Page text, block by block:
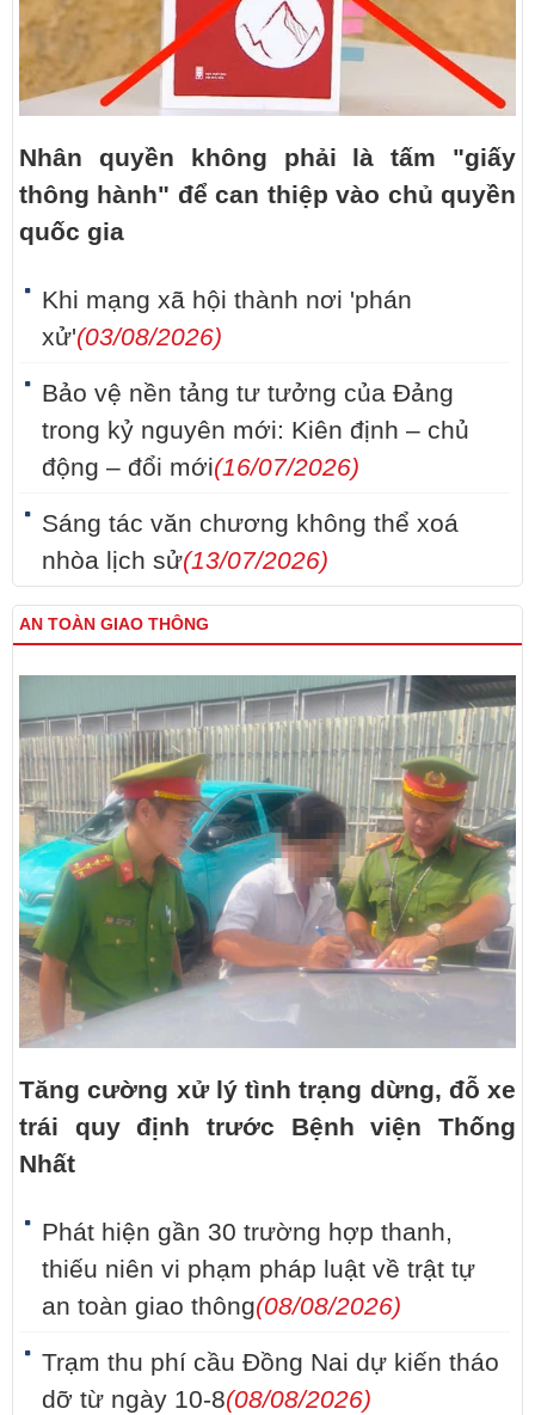
Nhân quyền không phải là tấm "giấy
thông hành" để can thiệp vào chủ quyền
quốc gia
Khi mạng xã hội thành nơi 'phán
xử'(03/08/2026)
Bảo vệ nền tảng tư tưởng của Đảng
trong kỷ nguyên mới: Kiên định – chủ
động – đổi mới(16/07/2026)
Sáng tác văn chương không thể xoá
nhòa lịch sử(13/07/2026)
AN TOÀN GIAO THÔNG
Tăng cường xử lý tình trạng dừng, đỗ xe
trái quy định trước Bệnh viện Thống
Nhất
Phát hiện gần 30 trường hợp thanh,
thiếu niên vi phạm pháp luật về trật tự
an toàn giao thông(08/08/2026)
Trạm thu phí cầu Đồng Nai dự kiến tháo
dỡ từ ngày 10-8(08/08/2026)